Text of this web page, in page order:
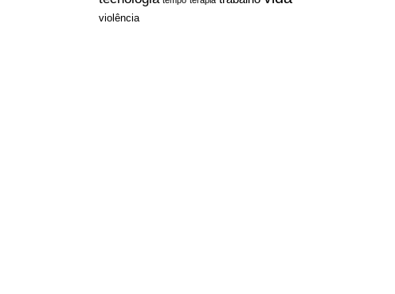
violência